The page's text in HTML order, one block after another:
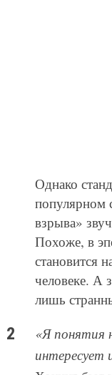
Однако
популярном
взрыва»
Похоже, в
становится
человеке. А
лишь
«Я понятия
интересует